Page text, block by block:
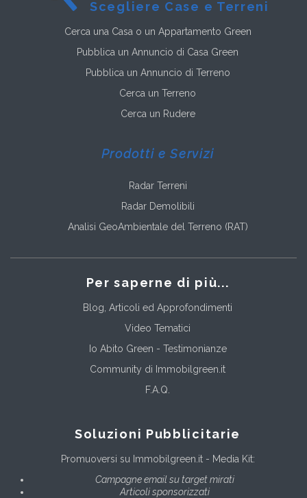
Scegliere Case e Terreni
Cerca una Casa o un Appartamento Green
Pubblica un Annuncio di Casa Green
Pubblica un Annuncio di Terreno
Cerca un Terreno
Cerca un Rudere
Prodotti e Servizi
Radar Terreni
Radar Demolibili
Analisi GeoAmbientale del Terreno (RAT)
Per saperne di più...
Blog, Articoli ed Approfondimenti
Video Tematici
Io Abito Green - Testimonianze
Community di Immobilgreen.it
F.A.Q.
Soluzioni Pubblicitarie
Promuoversi su Immobilgreen.it - Media Kit:
Campagne email su target mirati
Articoli sponsorizzati